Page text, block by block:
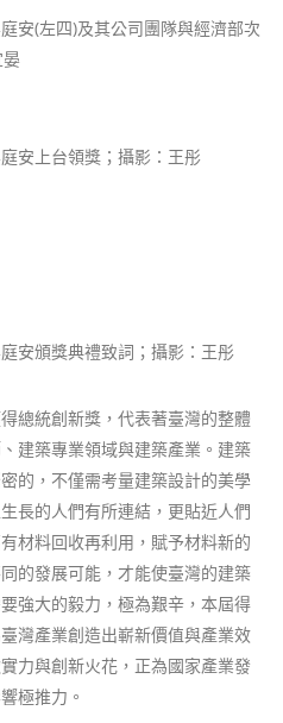
安(左四)及其公司團隊與經濟部次
安上台領獎；攝影：王彤
安頒獎典禮致詞；攝影：王彤
總統創新獎，代表著臺灣的整體
建築專業領域與建築產業。建築
的，不僅需考量建築設計的美學
長的人們有所連結，更貼近人們
材料回收再利用，賦予材料新的
的發展可能，才能使臺灣的建築
強大的毅力，極為艱辛，本屆得
灣產業創造出嶄新價值與產業效
力與創新火花，正為國家產業發
極推力。